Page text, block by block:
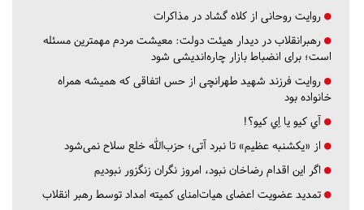
روایت روحانی از کلاه گشاد در مذاکرات
رهبرانقلاب در دیدار هیئت دولت: معیشت مردم مهمترین مسئله
است؛ برای انضباط بازار چاره‌اندیشی شود
روایت فرزند شهید طهرانچی از حس اتفاقی که همیشه همراه
خانواده بود
آي كيو يا اِي كيو؟!
از «یکشنبه عظیم» تا نبرد آتی؛ حزب‌الله خلع سلاح نمی‌شود
اگر این اقدام رضاخان نبود، امروز نگران زنگزور نبودیم
تمدید عضویت اعضای هیات‌امنای کمیته امداد توسط رهبر انقلاب